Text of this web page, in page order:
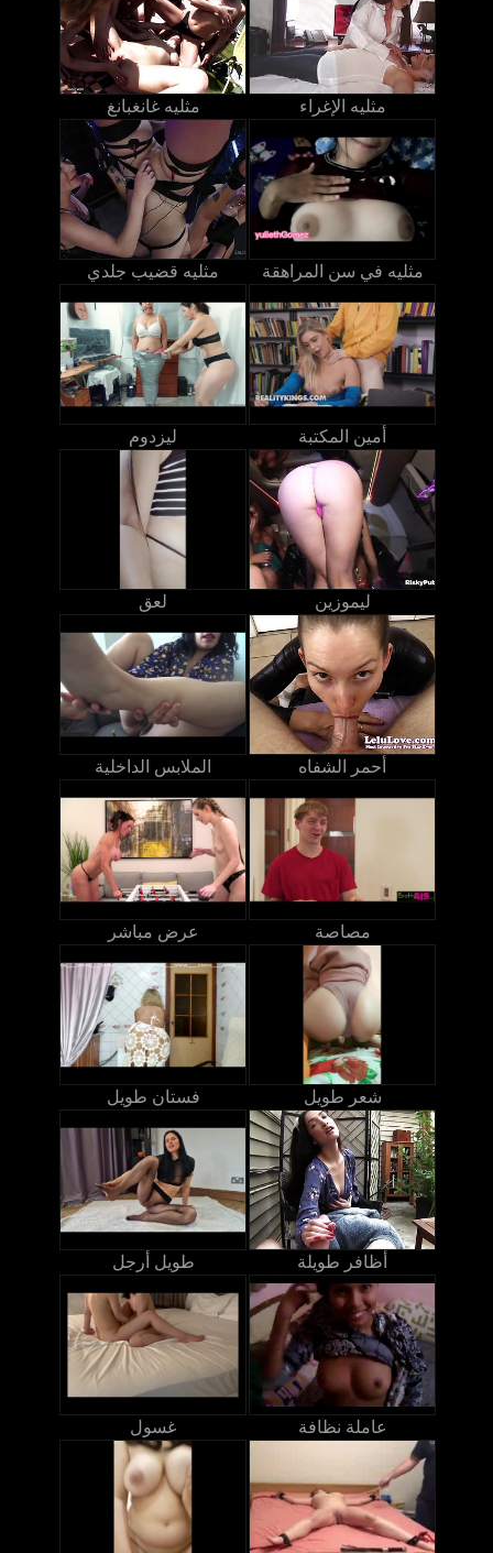
مثليه غانغبانغ مثليه الإغراء
مثليه قضيب جلدي مثليه في سن المراهقة
ليزدوم أمين المكتبة
لعق ليموزين
الملابس الداخلية أحمر الشفاه
عرض مباشر مصاصة
فستان طويل شعر طويل
طويل أرجل أظافر طويلة
غسول عاملة نظافة